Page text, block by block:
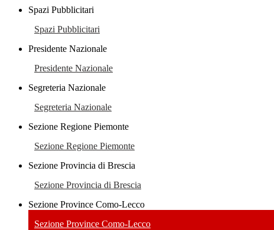
Spazi Pubblicitari
Spazi Pubblicitari
Presidente Nazionale
Presidente Nazionale
Segreteria Nazionale
Segreteria Nazionale
Sezione Regione Piemonte
Sezione Regione Piemonte
Sezione Provincia di Brescia
Sezione Provincia di Brescia
Sezione Province Como-Lecco
Sezione Province Como-Lecco